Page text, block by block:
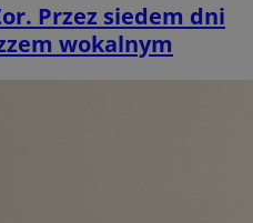
Przez siedem dni
wokalnym